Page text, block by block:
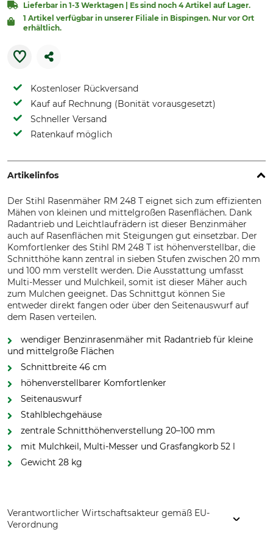
Lieferbar in 1-3 Werktagen | Es sind noch 4 Artikel auf Lager.
1 Artikel verfügbar in unserer Filiale in Bispingen. Nur vor Ort
erhältlich.
Kostenloser Rückversand
Kauf auf Rechnung (Bonität vorausgesetzt)
Schneller Versand
Ratenkauf möglich
Artikelinfos
Der Stihl Rasenmäher RM 248 T eignet sich zum effizienten
Mähen von kleinen und mittelgroßen Rasenflächen. Dank
Radantrieb und Leichtlaufrädern ist dieser Benzinmäher
auch auf Rasenflächen mit Steigungen gut einsetzbar. Der
Komfortlenker des Stihl RM 248 T ist höhenverstellbar, die
Schnitthöhe kann zentral in sieben Stufen zwischen 20 mm
und 100 mm verstellt werden. Die Ausstattung umfasst
Multi-Messer und Mulchkeil, somit ist dieser Mäher auch
zum Mulchen geeignet. Das Schnittgut können Sie
entweder direkt fangen oder über den Seitenauswurf auf
dem Rasen verteilen.
wendiger Benzinrasenmäher mit Radantrieb für kleine
und mittelgroße Flächen
Schnittbreite 46 cm
höhenverstellbarer Komfortlenker
Seitenauswurf
Stahlblechgehäuse
zentrale Schnitthöhenverstellung 20–100 mm
mit Mulchkeil, Multi-Messer und Grasfangkorb 52 l
Gewicht 28 kg
Verantwortlicher Wirtschaftsakteur gemäß EU-
Verordnung